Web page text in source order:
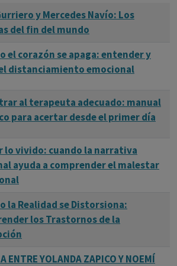
y Mercedes Navío: Los
del fin del mundo
el corazón se apaga: entender y
distanciamiento emocional
al terapeuta adecuado: manual
para acertar desde el primer día
lo vivido: cuando la narrativa
ayuda a comprender el malestar
la Realidad se Distorsiona:
los Trastornos de la
ENTRE YOLANDA ZAPICO Y NOEMÍ